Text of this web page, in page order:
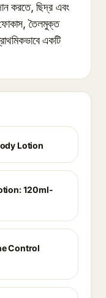
করতে, ছিদ্র এবং
ফোকাস, তৈলমুক্ত
একটি
Lotion
120ml-
Control